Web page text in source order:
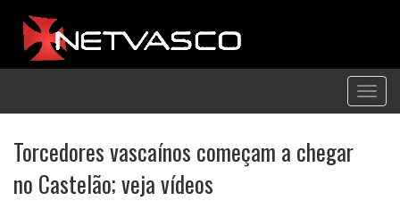
Torcedores vascaínos começam a chegar
no Castelão; veja vídeos